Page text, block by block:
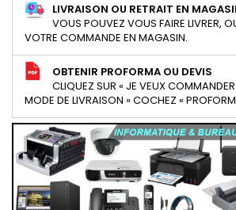
LIVRAISON OU RETRAIT EN
VOUS POUVEZ VOUS FAIRE LIVRER,
VOTRE COMMANDE EN MAGASIN.
OBTENIR PROFORMA OU DEVIS
CLIQUEZ SUR « JE VEUX COMMANDER
MODE DE LIVRAISON » COCHEZ «